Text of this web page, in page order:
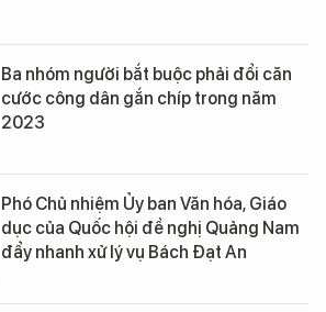
Ba nhóm người bắt buộc phải đổi căn
cước công dân gắn chíp trong năm
2023
Phó Chủ nhiệm Ủy ban Văn hóa, Giáo
dục của Quốc hội đề nghị Quảng Nam
đẩy nhanh xử lý vụ Bách Đạt An